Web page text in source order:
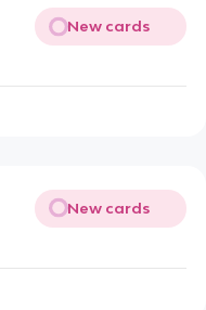
New cards
New cards